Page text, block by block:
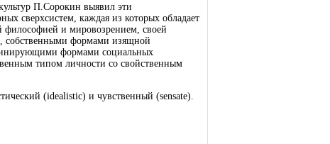
П.Сорокин выявил эти
сверхсистем, каждая из которых обладает
философией и мировозрением, своей
собственными формами изящной
формами социальных
типом личности со свойственным
(idealistic) и чувственный (sensate).